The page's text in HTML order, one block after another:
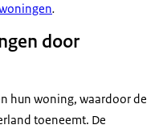
.
door
hun woning, waardoor de
toeneemt. De